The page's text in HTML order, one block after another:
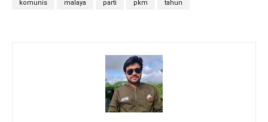
komunis malaya parti pkm tahun